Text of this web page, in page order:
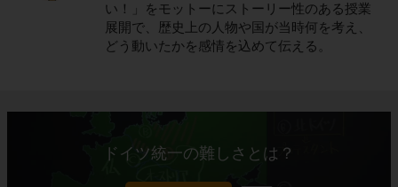
い！」をモットーにストーリー性のある授業
展開で、歴史上の人物や国が当時何を考え、
どう動いたかを感情を込めて伝える。
ドイツ統一の難しさとは？